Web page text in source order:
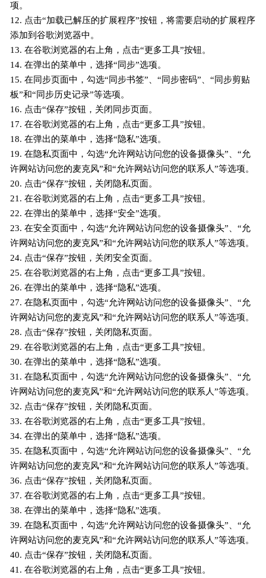
项。
12. 点击“加载已解压的扩展程序”按钮，将需要启动的扩展程序
添加到谷歌浏览器中。
13. 在谷歌浏览器的右上角，点击“更多工具”按钮。
14. 在弹出的菜单中，选择“同步”选项。
15. 在同步页面中，勾选“同步书签”、“同步密码”、“同步剪贴
板”和“同步历史记录”等选项。
16. 点击“保存”按钮，关闭同步页面。
17. 在谷歌浏览器的右上角，点击“更多工具”按钮。
18. 在弹出的菜单中，选择“隐私”选项。
19. 在隐私页面中，勾选“允许网站访问您的设备摄像头”、“允
许网站访问您的麦克风”和“允许网站访问您的联系人”等选项。
20. 点击“保存”按钮，关闭隐私页面。
21. 在谷歌浏览器的右上角，点击“更多工具”按钮。
22. 在弹出的菜单中，选择“安全”选项。
23. 在安全页面中，勾选“允许网站访问您的设备摄像头”、“允
许网站访问您的麦克风”和“允许网站访问您的联系人”等选项。
24. 点击“保存”按钮，关闭安全页面。
25. 在谷歌浏览器的右上角，点击“更多工具”按钮。
26. 在弹出的菜单中，选择“隐私”选项。
27. 在隐私页面中，勾选“允许网站访问您的设备摄像头”、“允
许网站访问您的麦克风”和“允许网站访问您的联系人”等选项。
28. 点击“保存”按钮，关闭隐私页面。
29. 在谷歌浏览器的右上角，点击“更多工具”按钮。
30. 在弹出的菜单中，选择“隐私”选项。
31. 在隐私页面中，勾选“允许网站访问您的设备摄像头”、“允
许网站访问您的麦克风”和“允许网站访问您的联系人”等选项。
32. 点击“保存”按钮，关闭隐私页面。
33. 在谷歌浏览器的右上角，点击“更多工具”按钮。
34. 在弹出的菜单中，选择“隐私”选项。
35. 在隐私页面中，勾选“允许网站访问您的设备摄像头”、“允
许网站访问您的麦克风”和“允许网站访问您的联系人”等选项。
36. 点击“保存”按钮，关闭隐私页面。
37. 在谷歌浏览器的右上角，点击“更多工具”按钮。
38. 在弹出的菜单中，选择“隐私”选项。
39. 在隐私页面中，勾选“允许网站访问您的设备摄像头”、“允
许网站访问您的麦克风”和“允许网站访问您的联系人”等选项。
40. 点击“保存”按钮，关闭隐私页面。
41. 在谷歌浏览器的右上角，点击“更多工具”按钮。